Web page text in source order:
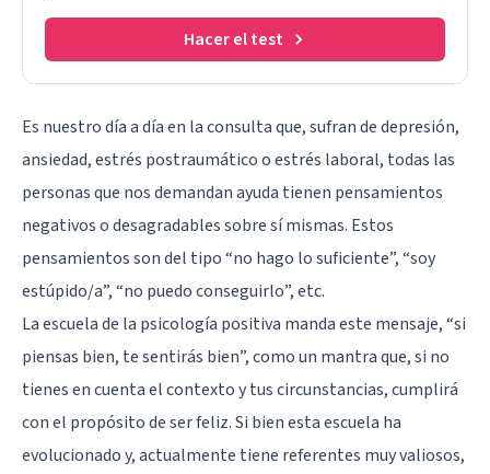
Hacer el test
Es nuestro día a día en la consulta que, sufran de depresión,
ansiedad, estrés postraumático o estrés laboral, todas las
personas que nos demandan ayuda tienen pensamientos
negativos o desagradables sobre sí mismas. Estos
pensamientos son del tipo “no hago lo suficiente”, “soy
estúpido/a”, “no puedo conseguirlo”, etc.
La escuela de la psicología positiva manda este mensaje, “si
piensas bien, te sentirás bien”, como un mantra que, si no
tienes en cuenta el contexto y tus circunstancias, cumplirá
con el propósito de ser feliz. Si bien esta escuela ha
evolucionado y, actualmente tiene referentes muy valiosos,